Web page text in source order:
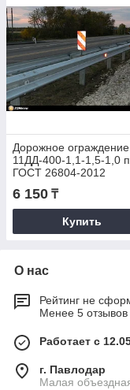
Дорожное ограждение
11ДД-400-1,1-1,5-1,0
ГОСТ 26804-2012
6 150 ₸
Купить
О нас
Рейтинг не
Менее 5 отзывов
Работает с
г. Павлодар
Малая